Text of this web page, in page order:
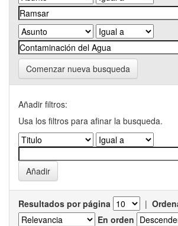
Comenzar nueva busqueda
Añadir filtros:
Usa los filtros para afinar la busqueda.
Resultados por página |
En orden